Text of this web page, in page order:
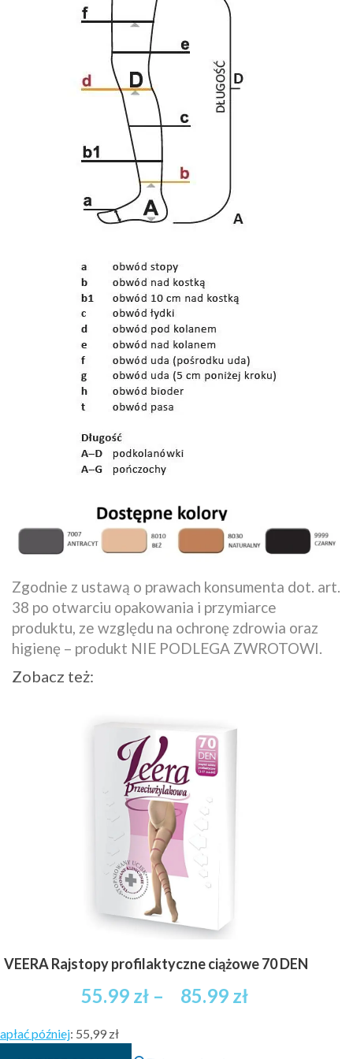
Zgodnie z ustawą o prawach konsumenta dot. art.
38 po otwarciu opakowania i przymiarce
produktu, ze względu na ochronę zdrowia oraz
higienę – produkt NIE PODLEGA ZWROTOWI.
Zobacz też:
VEERA Rajstopy profilaktyczne ciążowe 70 DEN
55.99 zł – 85.99 złZakres
później: 55,99 zł
Ten